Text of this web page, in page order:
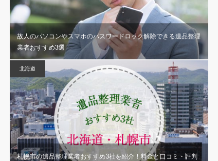
故人のパソコンやスマホのパスワードロック解除できる遺品整理
業者おすすめ3選
北海道
札幌市の遺品整理業者おすすめ3社を紹介！料金と口コミ・評判